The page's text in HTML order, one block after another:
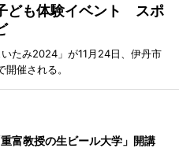
ども体験イベント スポ
たみ2024」が11月24日、伊丹市
催される。
富教授の生ビール大学」開講